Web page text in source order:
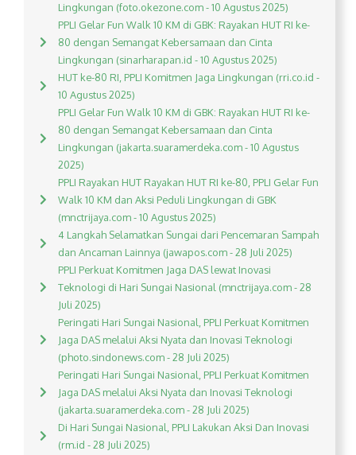
Lingkungan (foto.okezone.com - 10 Agustus 2025)
PPLI Gelar Fun Walk 10 KM di GBK: Rayakan HUT RI ke-
80 dengan Semangat Kebersamaan dan Cinta
Lingkungan (sinarharapan.id - 10 Agustus 2025)
HUT ke-80 RI, PPLI Komitmen Jaga Lingkungan (rri.co.id -
10 Agustus 2025)
PPLI Gelar Fun Walk 10 KM di GBK: Rayakan HUT RI ke-
80 dengan Semangat Kebersamaan dan Cinta
Lingkungan (jakarta.suaramerdeka.com - 10 Agustus
2025)
PPLI Rayakan HUT Rayakan HUT RI ke-80, PPLI Gelar Fun
Walk 10 KM dan Aksi Peduli Lingkungan di GBK
(mnctrijaya.com - 10 Agustus 2025)
4 Langkah Selamatkan Sungai dari Pencemaran Sampah
dan Ancaman Lainnya (jawapos.com - 28 Juli 2025)
PPLI Perkuat Komitmen Jaga DAS lewat Inovasi
Teknologi di Hari Sungai Nasional (mnctrijaya.com - 28
Juli 2025)
Peringati Hari Sungai Nasional, PPLI Perkuat Komitmen
Jaga DAS melalui Aksi Nyata dan Inovasi Teknologi
(photo.sindonews.com - 28 Juli 2025)
Peringati Hari Sungai Nasional, PPLI Perkuat Komitmen
Jaga DAS melalui Aksi Nyata dan Inovasi Teknologi
(jakarta.suaramerdeka.com - 28 Juli 2025)
Di Hari Sungai Nasional, PPLI Lakukan Aksi Dan Inovasi
(rm.id - 28 Juli 2025)